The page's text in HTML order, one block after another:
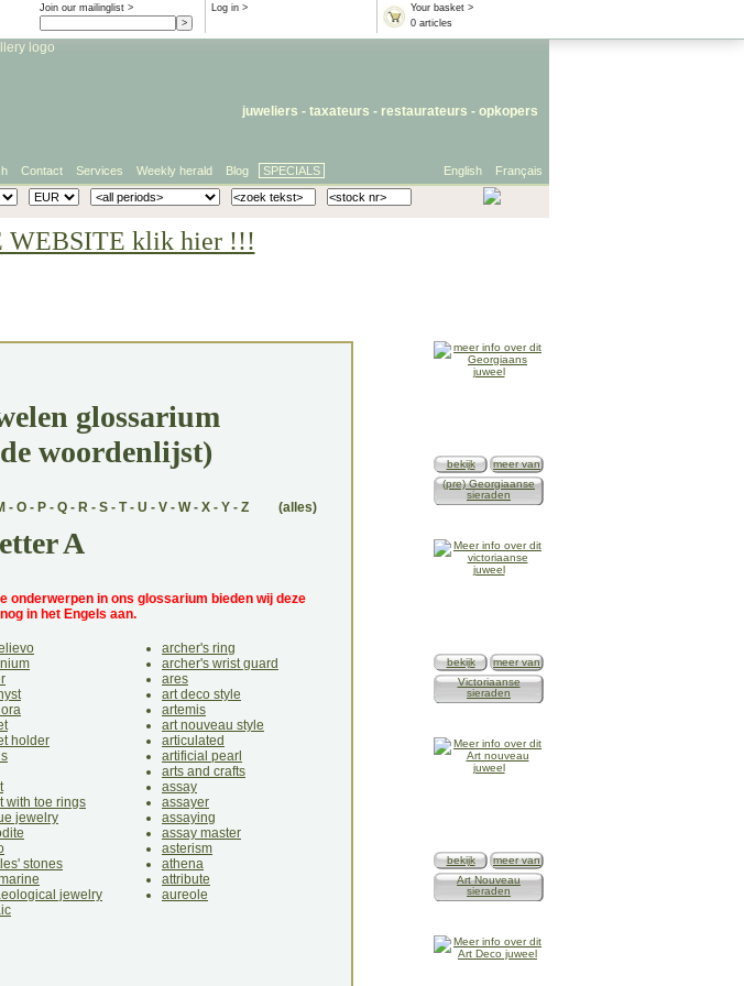
Your basket >
0 articles
Log in >
Join our mailinglist >
juweliers - taxateurs - restaurateurs - opkopers
Français
English
Contact Services Weekly herald Blog SPECIALS
WEBSITE klik hier !!!
glossarium
woordenlijst)
- O - P - Q - R - S - T- U - V - W- X - Y - Z (alles)
A
onderwerpen in ons glossarium bieden wij deze
in het Engels aan.
holder
with toe rings
jewelry
stones
jewelry
archer's ring
archer's wrist guard
ares
art deco style
artemis
art nouveau style
articulated
artificial pearl
arts and crafts
assay
assayer
assaying
assay master
asterism
athena
attribute
aureole
bekijk
meer van
(pre) Georgiaanse
sieraden
bekijk
meer van
Victoriaanse
sieraden
bekijk
meer van
Art Nouveau
sieraden